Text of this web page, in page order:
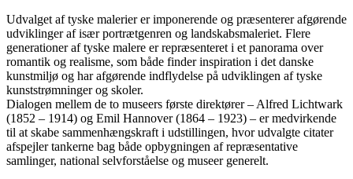
Udvalget af tyske malerier er imponerende og præsenterer afgørende
udviklinger af især portrætgenren og landskabsmaleriet. Flere
generationer af tyske malere er repræsenteret i et panorama over
romantik og realisme, som både finder inspiration i det danske
kunstmiljø og har afgørende indflydelse på udviklingen af tyske
kunststrømninger og skoler.
Dialogen mellem de to museers første direktører – Alfred Lichtwark
(1852 – 1914) og Emil Hannover (1864 – 1923) – er medvirkende
til at skabe sammenhængskraft i udstillingen, hvor udvalgte citater
afspejler tankerne bag både opbygningen af repræsentative
samlinger, national selvforståelse og museer generelt.